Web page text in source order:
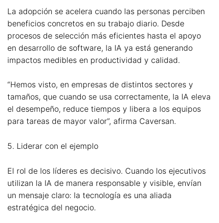
La adopción se acelera cuando las personas perciben
beneficios concretos en su trabajo diario. Desde
procesos de selección más eficientes hasta el apoyo
en desarrollo de software, la IA ya está generando
impactos medibles en productividad y calidad.
“Hemos visto, en empresas de distintos sectores y
tamaños, que cuando se usa correctamente, la IA eleva
el desempeño, reduce tiempos y libera a los equipos
para tareas de mayor valor”, afirma Caversan.
5. Liderar con el ejemplo
El rol de los líderes es decisivo. Cuando los ejecutivos
utilizan la IA de manera responsable y visible, envían
un mensaje claro: la tecnología es una aliada
estratégica del negocio.